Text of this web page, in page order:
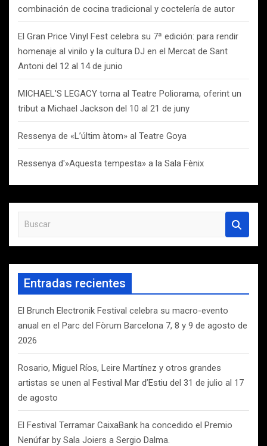
combinación de cocina tradicional y coctelería de autor
El Gran Price Vinyl Fest celebra su 7ª edición: para rendir
homenaje al vinilo y la cultura DJ en el Mercat de Sant
Antoni del 12 al 14 de junio
MICHAEL’S LEGACY torna al Teatre Poliorama, oferint un
tribut a Michael Jackson del 10 al 21 de juny
Ressenya de «L’últim àtom» al Teatre Goya
Ressenya d'»Aquesta tempesta» a la Sala Fènix
s
c
r
Entradas recientes
El Brunch Electronik Festival celebra su macro-evento
anual en el Parc del Fòrum Barcelona 7, 8 y 9 de agosto de
2026
Rosario, Miguel Ríos, Leire Martínez y otros grandes
artistas se unen al Festival Mar d’Estiu del 31 de julio al 17
de agosto
El Festival Terramar CaixaBank ha concedido el Premio
Nenúfar by Sala Joiers a Sergio Dalma.